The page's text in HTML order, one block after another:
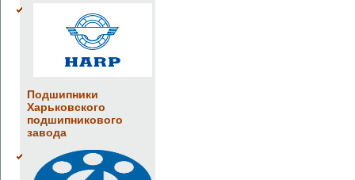
Подшипники
Харьковского
подшипникового
завода